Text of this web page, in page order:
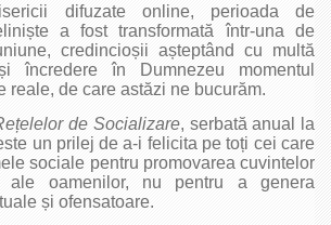
difuzate online, perioada de
a fost transformată într-una de
credincioșii așteptând cu multă
încredere în Dumnezeu momentul
reale, de care astăzi ne bucurăm.
de Socializare, serbată anual la
un prilej de a-i felicita pe toți cei care
sociale pentru promovarea cuvintelor
ale oamenilor, nu pentru a genera
și ofensatoare.